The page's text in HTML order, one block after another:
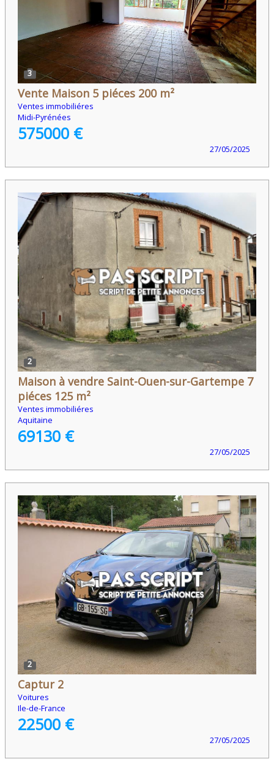
3
Vente Maison 5 piéces 200 m²
Ventes immobiliéres
Midi-Pyrénées
575000 €
27/05/2025
2
Maison à vendre Saint-Ouen-sur-Gartempe 7
piéces 125 m²
Ventes immobiliéres
Aquitaine
69130 €
27/05/2025
2
Captur 2
Voitures
Ile-de-France
22500 €
27/05/2025